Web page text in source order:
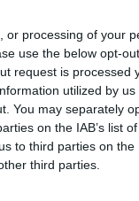
or processing of your
use the below opt-
request is processed
utilized by
You may separately
on the IAB’s list
to third parties on the
third parties.